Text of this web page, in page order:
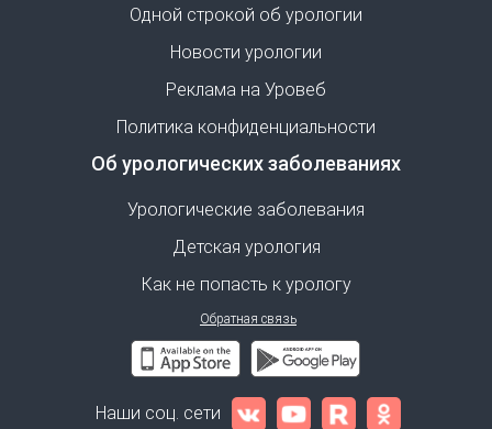
Одной строкой об урологии
Новости урологии
Реклама на Уровеб
Политика конфиденциальности
Об урологических заболеваниях
Урологические заболевания
Детская урология
Как не попасть к урологу
Обратная связь
Наши соц. сети